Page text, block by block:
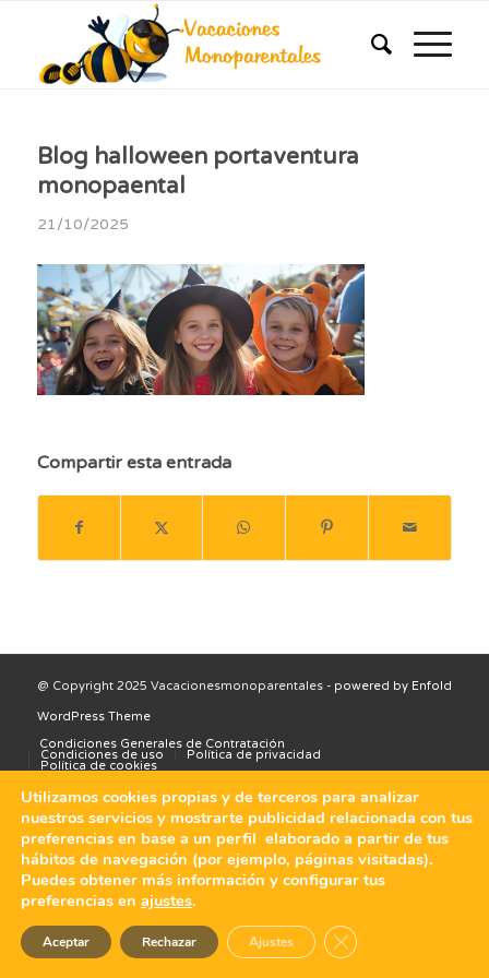
Blog halloween portaventura
monopaental
21/10/2025
Compartir esta entrada
@ Copyright 2025 Vacacionesmonoparentales - powered by Enfold
WordPress Theme
Condiciones Generales de Contratación
Condiciones de uso Política de privacidad
Política de cookies
Utilizamos cookies propias y de terceros para analizar
nuestros servicios y mostrarte publicidad relacionada con tus
preferencias en base a un perfil elaborado a partir de tus
hábitos de navegación (por ejemplo, páginas visitadas).
Puedes obtener más información y configurar tus
preferencias en ajustes.
Aceptar Rechazar Ajustes Cerrar el banner de